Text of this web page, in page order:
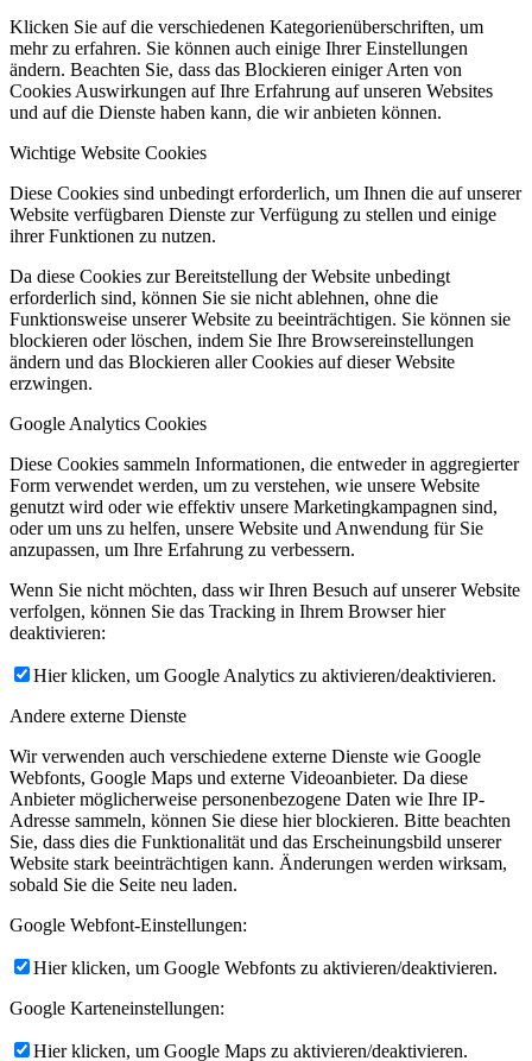
Klicken Sie auf die verschiedenen Kategorienüberschriften, um
mehr zu erfahren. Sie können auch einige Ihrer Einstellungen
ändern. Beachten Sie, dass das Blockieren einiger Arten von
Cookies Auswirkungen auf Ihre Erfahrung auf unseren Websites
und auf die Dienste haben kann, die wir anbieten können.
Wichtige Website Cookies
Diese Cookies sind unbedingt erforderlich, um Ihnen die auf unserer
Website verfügbaren Dienste zur Verfügung zu stellen und einige
ihrer Funktionen zu nutzen.
Da diese Cookies zur Bereitstellung der Website unbedingt
erforderlich sind, können Sie sie nicht ablehnen, ohne die
Funktionsweise unserer Website zu beeinträchtigen. Sie können sie
blockieren oder löschen, indem Sie Ihre Browsereinstellungen
ändern und das Blockieren aller Cookies auf dieser Website
erzwingen.
Google Analytics Cookies
Diese Cookies sammeln Informationen, die entweder in aggregierter
Form verwendet werden, um zu verstehen, wie unsere Website
genutzt wird oder wie effektiv unsere Marketingkampagnen sind,
oder um uns zu helfen, unsere Website und Anwendung für Sie
anzupassen, um Ihre Erfahrung zu verbessern.
Wenn Sie nicht möchten, dass wir Ihren Besuch auf unserer Website
verfolgen, können Sie das Tracking in Ihrem Browser hier
deaktivieren:
Hier klicken, um Google Analytics zu aktivieren/deaktivieren.
Andere externe Dienste
Wir verwenden auch verschiedene externe Dienste wie Google
Webfonts, Google Maps und externe Videoanbieter. Da diese
Anbieter möglicherweise personenbezogene Daten wie Ihre IP-
Adresse sammeln, können Sie diese hier blockieren. Bitte beachten
Sie, dass dies die Funktionalität und das Erscheinungsbild unserer
Website stark beeinträchtigen kann. Änderungen werden wirksam,
sobald Sie die Seite neu laden.
Google Webfont-Einstellungen:
Hier klicken, um Google Webfonts zu aktivieren/deaktivieren.
Google Karteneinstellungen:
Hier klicken, um Google Maps zu aktivieren/deaktivieren.